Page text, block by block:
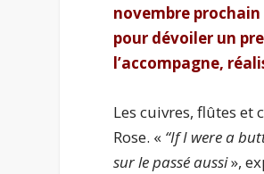
novembre
pour dévoiler un
l’accompagne,
Les cuivres, flûtes et
Rose. « ‘‘If I were a
sur le passé aussi»,